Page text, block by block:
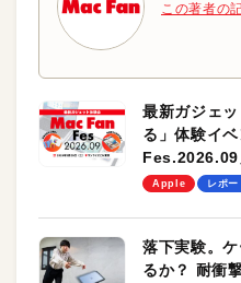
この著者の
最新ガジェ
る」体験イ
Fes.2026.09
します！
Apple レポー
落下実験。
るか？ 耐衝